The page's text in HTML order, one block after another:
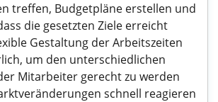
treffen, Budgetpläne erstellen und
die gesetzten Ziele erreicht
Gestaltung der Arbeitszeiten
um den unterschiedlichen
Mitarbeiter gerecht zu werden
schnell reagieren